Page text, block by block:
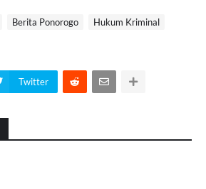
Berita Ponorogo
Hukum Kriminal
Twitter